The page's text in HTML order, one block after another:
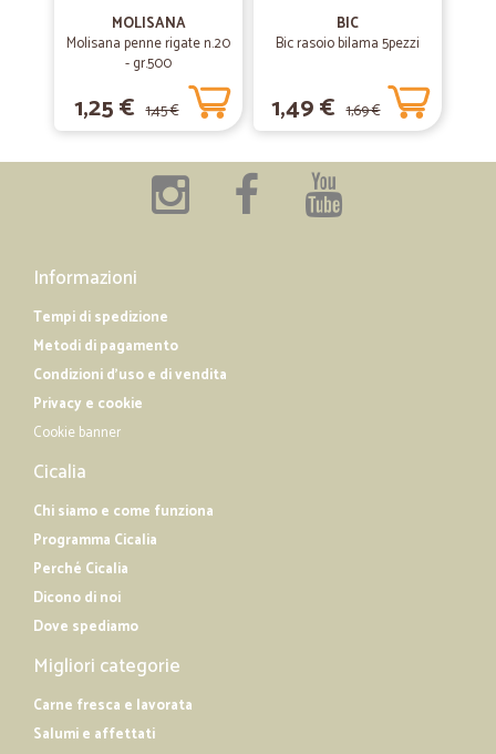
MOLISANA
Molisana penne rigate n.20
- gr.500
1,25 € 1,45 €
BIC
Bic rasoio bilama 5pezzi
1,49 € 1,69 €
Informazioni
Tempi di spedizione
Metodi di pagamento
Condizioni d'uso e di vendita
Privacy e cookie
Cookie banner
Cicalia
Chi siamo e come funziona
Programma Cicalia
Perché Cicalia
Dicono di noi
Dove spediamo
Migliori categorie
Carne fresca e lavorata
Salumi e affettati